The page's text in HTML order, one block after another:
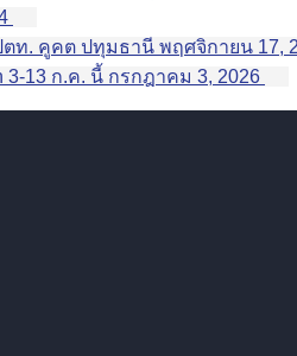
ตท. คูคต ปทุมธานี พฤศจิกายน 17,
3-13 ก.ค. นี้ กรกฎาคม 3, 2026